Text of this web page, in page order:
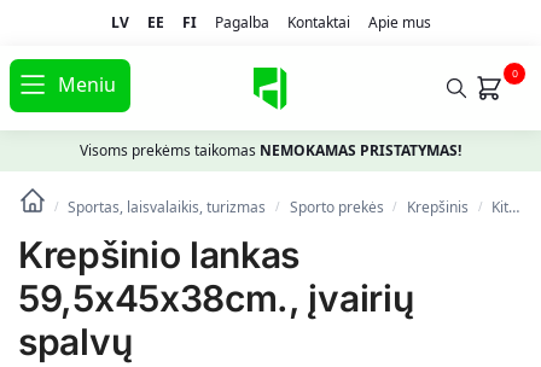
LV EE FI Pagalba Kontaktai Apie mus
Meniu 0
Visoms prekėms taikomas NEMOKAMAS PRISTATYMAS!
/ Sportas, laisvalaikis, turizmas / Spоrto prekės / Krepšinis / Kitos krepšinio prekės
Krepšinio lankas
59,5x45x38cm., įvairių
spalvų